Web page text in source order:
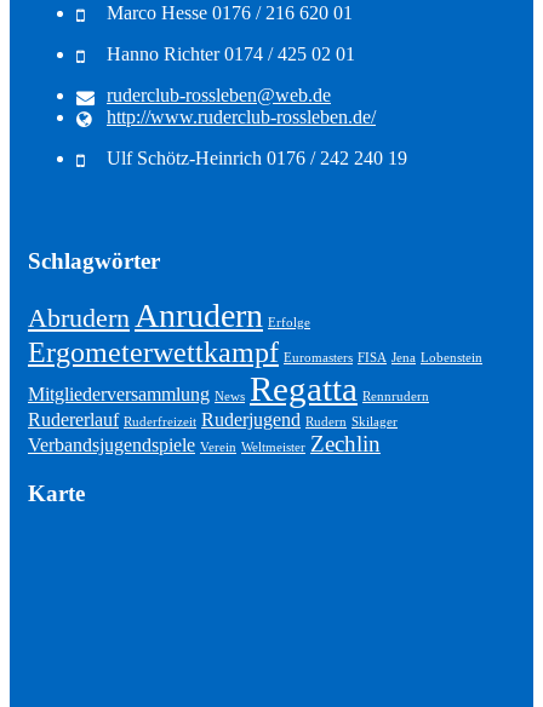
Marco Hesse 0176 / 216 620 01
Hanno Richter 0174 / 425 02 01
ruderclub-rossleben@web.de
http://www.ruderclub-rossleben.de/
Ulf Schötz-Heinrich 0176 / 242 240 19
Schlagwörter
AbrudernAnrudern Erfolge
Ergometerwettkampf Euromasters FISA Jena Lobenstein
Mitgliederversammlung News Regatta Rennrudern
Rudererlauf Ruderfreizeit Ruderjugend Rudern Skilager
Verbandsjugendspiele Verein Weltmeister Zechlin
Karte